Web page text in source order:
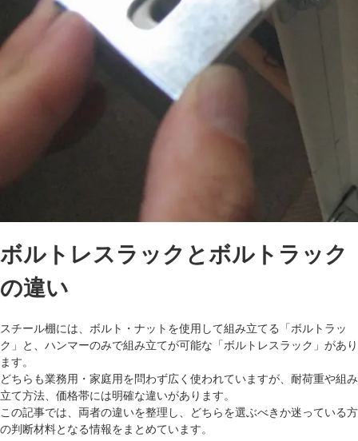
ボルトレスラックとボルトラック
の違い
スチール棚には、ボルト・ナットを使用して組み立てる「ボルトラッ
ク」と、ハンマーのみで組み立てが可能な「ボルトレスラック」があり
ます。
どちらも業務用・家庭用を問わず広く使われていますが、耐荷重や組み
立て方法、価格帯には明確な違いがあります。
この記事では、両者の違いを整理し、どちらを選ぶべきか迷っている方
の判断材料となる情報をまとめています。